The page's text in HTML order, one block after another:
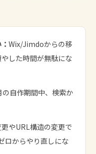
Wix/Jimdoからの移
した時間が無駄にな
自作期間中、検索か
更やURL構造の変更で
ロからやり直しにな